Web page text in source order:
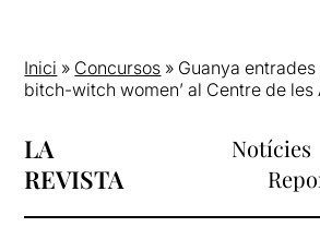
Inici » Concursos » Guanya entrades
bitch-witch women’ al Centre de les
LA
REVISTA
Notícies